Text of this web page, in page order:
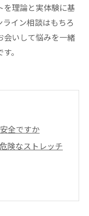
を理論と実体験に基
イン相談はもちろ
会いして悩みを一緒
。
全ですか
険なストレッチ
な整体のリスク